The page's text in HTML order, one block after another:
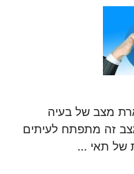
מצב של בעיה
זה מתפתח לעיתים
של תאי …